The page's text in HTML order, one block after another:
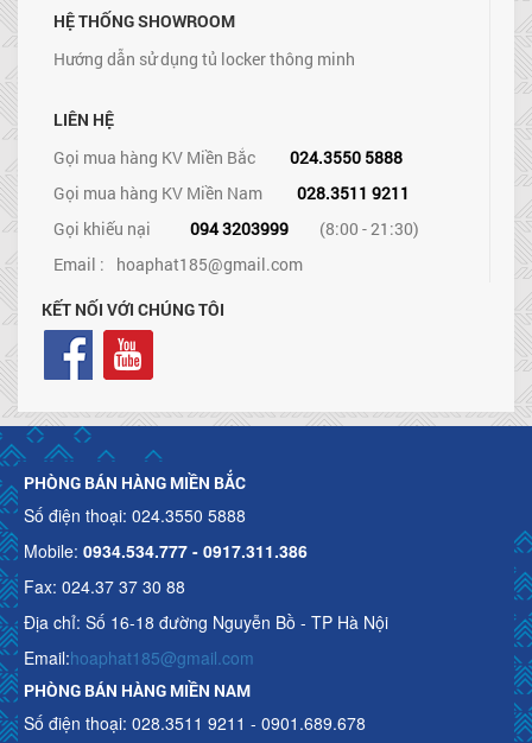
HỆ THỐNG SHOWROOM
Hướng dẫn sử dụng tủ locker thông minh
LIÊN HỆ
Gọi mua hàng KV Miền Bắc
024.3550 5888
Gọi mua hàng KV Miền Nam
028.3511 9211
Gọi khiếu nại
094 3203999
(8:00 - 21:30)
Email : hoaphat185@gmail.com
KẾT NỐI VỚI CHÚNG TÔI
PHÒNG BÁN HÀNG MIỀN BẮC
Số điện thoại: 024.3550 5888
Mobile: 0934.534.777 - 0917.311.386
Fax: 024.37 37 30 88
Địa chỉ: Số 16-18 đường Nguyễn Bồ - TP Hà Nội
Email:hoaphat185@gmail.com
PHÒNG BÁN HÀNG MIỀN NAM
Số điện thoại: 028.3511 9211 - 0901.689.678